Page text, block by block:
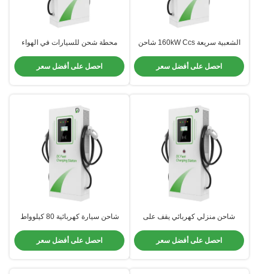
الشعبية سريعة 160kW Ccs شاحن
مواد سبيكة الألومنيوم
احصل على أفضل سعر
محطة شحن للسيارات في الهواء
طاقة عالية CE
احصل على أفضل سعر
شاحن منزلي كهربائي يقف على
دقيق
احصل على أفضل سعر
شاحن سيارة كهربائية 80 كيلوواط
احصل على أفضل سعر